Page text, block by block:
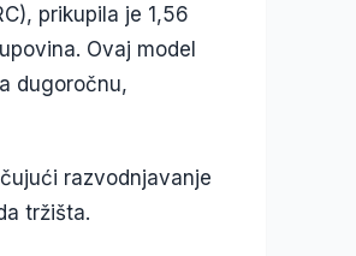
prikupila je 1,56
Ovaj model
dugoročnu,
razvodnjavanje
tržišta.